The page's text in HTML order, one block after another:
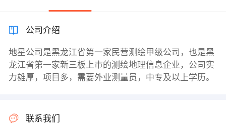
公司介绍
地星公司是黑龙江省第一家民营测绘甲级公司，也是黑
龙江省第一家新三板上市的测绘地理信息企业，公司实
力雄厚，项目多，需要外业测量员，中专及以上学历。
联系我们